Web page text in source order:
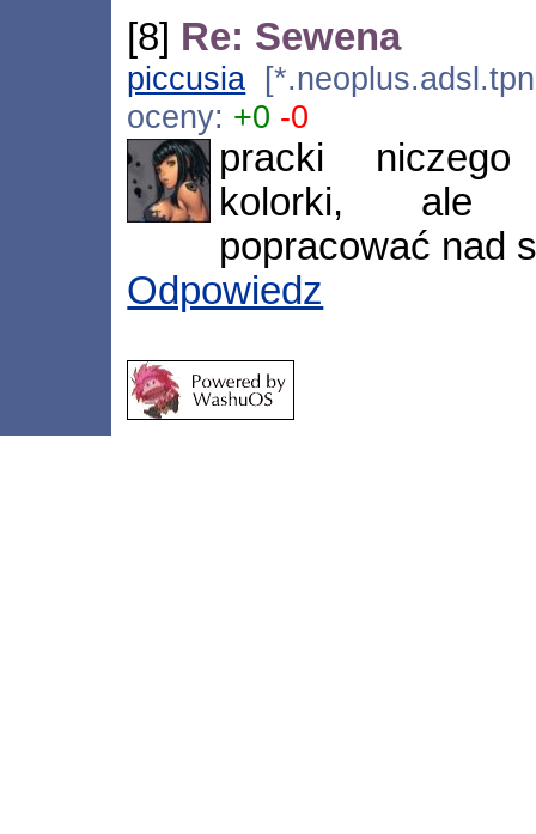
[8] Re: Sewena
piccusia
oceny: +0 -0
pracki niczego
kolorki, ale
popracować nad
Odpowiedz